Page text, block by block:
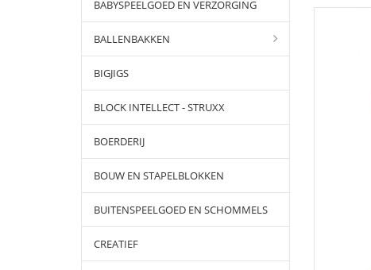
BABYSPEELGOED EN VERZORGING
BALLENBAKKEN
BIGJIGS
BLOCK INTELLECT - STRUXX
BOERDERIJ
BOUW EN STAPELBLOKKEN
BUITENSPEELGOED EN SCHOMMELS
CREATIEF